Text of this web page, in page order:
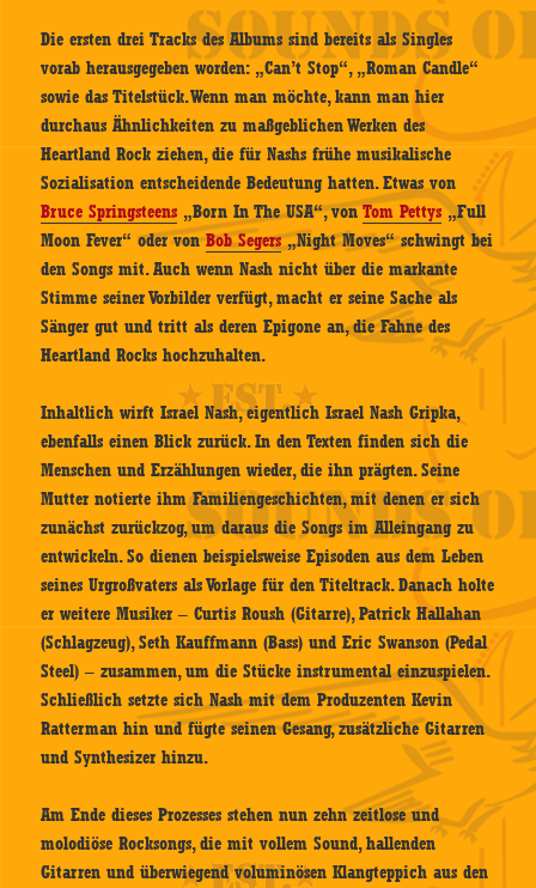
Die ersten drei Tracks des Albums sind bereits als Singles
vorab herausgegeben worden: „Can’t Stop“, „Roman Candle“
sowie das Titelstück. Wenn man möchte, kann man hier
durchaus Ähnlichkeiten zu maßgeblichen Werken des
Heartland Rock ziehen, die für Nashs frühe musikalische
Sozialisation entscheidende Bedeutung hatten. Etwas von
Bruce Springsteens „Born In The USA“, vonTom Pettys„Full
Moon Fever“ oder vonBob Segers„Night Moves“ schwingt bei
den Songs mit. Auch wenn Nash nicht über die markante
Stimme seiner Vorbilder verfügt, macht er seine Sache als
Sänger gut und tritt als deren Epigone an, die Fahne des
Heartland Rocks hochzuhalten.
Inhaltlich wirft Israel Nash, eigentlich Israel Nash Gripka,
ebenfalls einen Blick zurück. In den Texten finden sich die
Menschen und Erzählungen wieder, die ihn prägten. Seine
Mutter notierte ihm Familiengeschichten, mit denen er sich
zunächst zurückzog, um daraus die Songs im Alleingang zu
entwickeln. So dienen beispielsweise Episoden aus dem Leben
seines Urgroßvaters als Vorlage für den Titeltrack. Danach holte
er weitere Musiker – Curtis Roush (Gitarre), Patrick Hallahan
(Schlagzeug), Seth Kauffmann (Bass) und Eric Swanson (Pedal
Steel) – zusammen, um die Stücke instrumental einzuspielen.
Schließlich setzte sich Nash mit dem Produzenten Kevin
Ratterman hin und fügte seinen Gesang, zusätzliche Gitarren
und Synthesizer hinzu.
Am Ende dieses Prozesses stehen nun zehn zeitlose und
molodiöse Rocksongs, die mit vollem Sound, hallenden
Gitarren und überwiegend voluminösen Klangteppich aus den